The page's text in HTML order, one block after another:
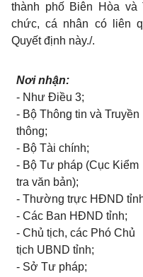
thành phố Biên Hòa
chức, cá nhân có liên
Quyết định này./.
Nơi nhận:
- Như Điều 3;
- Bộ Thông tin và Truyền
thông;
- Bộ Tài chính;
- Bộ Tư pháp (Cục Kiểm
tra văn bản);
- Thường trực HĐND
- Các Ban HĐND tỉnh;
- Chủ tịch, các Phó Chủ
tịch UBND tỉnh;
- Sở Tư pháp;